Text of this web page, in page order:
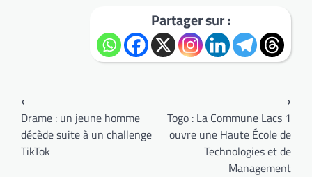
Partager sur :
Navigation
de
l’article
⟵
Drame : un jeune homme
décède suite à un challenge
TikTok
Togo : La Commune Lacs 1
ouvre une Haute École de
Technologies et de
Management
⟶